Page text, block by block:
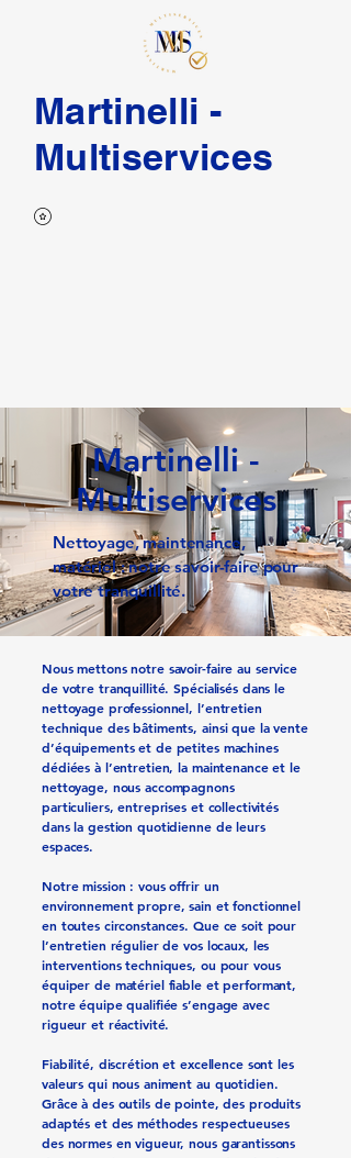
Martinelli -
Multiservices
Martinelli -
Multiservices
Nettoyage, maintenance,
matériel : notre savoir-faire pour
votre tranquillité.
Nous mettons notre savoir-faire au service
de votre tranquillité. Spécialisés dans le
nettoyage professionnel, l’entretien
technique des bâtiments, ainsi que la vente
d’équipements et de petites machines
dédiées à l’entretien, la maintenance et le
nettoyage, nous accompagnons
particuliers, entreprises et collectivités
dans la gestion quotidienne de leurs
espaces.
Notre mission : vous offrir un
environnement propre, sain et fonctionnel
en toutes circonstances. Que ce soit pour
l’entretien régulier de vos locaux, les
interventions techniques, ou pour vous
équiper de matériel fiable et performant,
notre équipe qualifiée s’engage avec
rigueur et réactivité.
Fiabilité, discrétion et excellence sont les
valeurs qui nous animent au quotidien.
Grâce à des outils de pointe, des produits
adaptés et des méthodes respectueuses
des normes en vigueur, nous garantissons